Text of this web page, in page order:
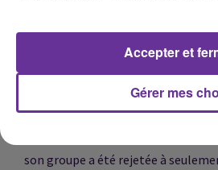
Sandrine Rousseau.
Entretien également dans votre
son groupe a été rejetée à
Gérer mes
Accepter et